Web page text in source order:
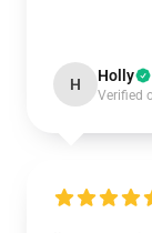
H Holly
Verified